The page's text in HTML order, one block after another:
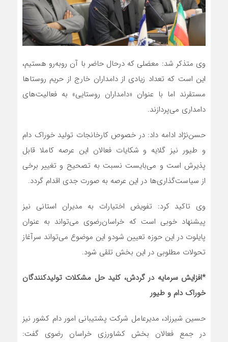
وی‌ متذکر شد: معضلی که درحال حاضر با آن روبه‌رو هستیم،
این است که تعداد زیادی از دامداران خارج از حریم روستاها
مستقرند اما با عنوان «دامداران روستایی» به فعالیت‌های
دامداری می‌پردازند.
حسن‌نژاد ادامه داد: در خصوص کارخانجات تولید خوراک دام
و طیور نیز گلایه و شکایات فعالان این عرصه کاملا قابل
پذیرش است و می‌بایست نسبت به تصحیح و تغییر برخی
از سیاست‌گذاری‌ها در این عرصه به صورت جدی اقدام گردد.
وی تاکید کرد:‌ تفویض اختیارات به مدیران استانی نیز
پیشنهاد خوبی است که خراسان‌رضوی می‌تواند به عنوان
پایلوت در این حوزه تعیین شودو این موضوع می‌تواند سرآغاز
تحولات مطلوبی در این بخش تلقی شود.
*افزایش سرمایه در گردش، کلید حل مشکلات تولیدکنندگان
خوراک دام و طیور
حسین شیرزاد، مدیرعامل شرکت پشتیبانی امور دام کشور نیز
در جمع فعالان بخش کشاورزی خراسان رضوی گفت: